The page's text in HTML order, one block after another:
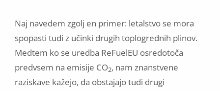
Naj navedem zgolj en primer: letalstvo se mora
spopasti tudi z učinki drugih toplogrednih plinov.
Medtem ko se uredba ReFuelEU osredotoča
predvsem na emisije CO2, nam znanstvene
raziskave kažejo, da obstajajo tudi drugi